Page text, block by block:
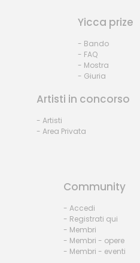
Yicca prize
- Bando
- FAQ
- Mostra
- Giuria
Artisti in concorso
- Artisti
- Area Privata
Community
- Accedi
- Registrati qui
- Membri
- Membri - opere
- Membri - eventi